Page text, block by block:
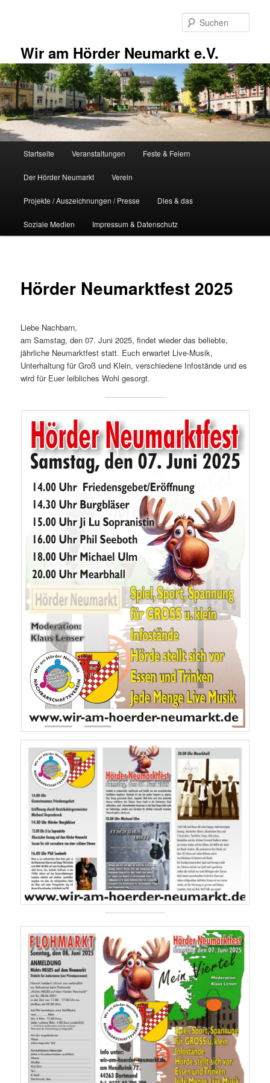
Wir am Hörder Neumarkt e.V.
Startseite Veranstaltungen Feste & Feiern
Der Hörder Neumarkt Verein
Projekte / Auszeichnungen / Presse Dies & das
Soziale Medien Impressum & Datenschutz
Hörder Neumarktfest 2025
Liebe Nachbarn,
am Samstag, den 07. Juni 2025, findet wieder das beliebte,
jährliche Neumarktfest statt. Euch erwartet Live-Musik,
Unterhaltung für Groß und Klein, verschiedene Infostände und es
wird für Euer leibliches Wohl gesorgt.